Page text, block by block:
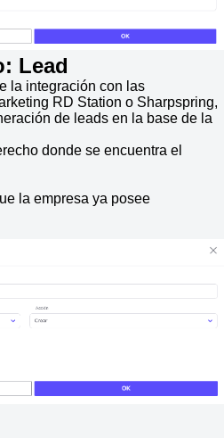
Lead
la integración con las
RD Station o Sharpspring,
de leads en la base de la
donde se encuentra el
la empresa ya posee